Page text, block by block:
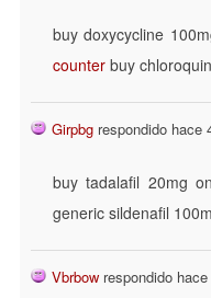
buy doxycycline
counter buy
Girpbg respondido hace
buy tadalafil 20mg
generic sildenafil
Vbrbow respondido